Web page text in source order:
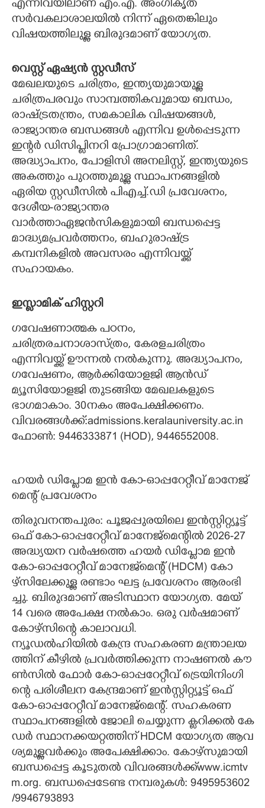
ZOOM
എന്നിവയിലാണ് എം.എ. അംഗീകൃത
സർവകലാശാലയിൽ നിന്ന് ഏതെങ്കിലും
വിഷയത്തിലുള്ള ബിരുദമാണ് യോഗ്യത.
വെസ്റ്റ് ഏഷ്യൻ സ്റ്റഡീസ്
മേഖലയുടെ ചരിത്രം, ഇന്ത്യയുമായുള്ള
ചരിത്രപരവും സാമ്പത്തികവുമായ ബന്ധം,
രാഷ്ട്രതന്ത്രം, സമകാലിക വിഷയങ്ങൾ,
രാജ്യാന്തര ബന്ധങ്ങൾ എന്നിവ ഉൾപ്പെടുന്ന
ഇന്റർ ഡിസിപ്ലിനറി പ്രോഗ്രാമാണിത്.
അദ്ധ്യാപനം, പോളിസി അനലിസ്റ്റ്, ഇന്ത്യയുടെ
അകത്തും പുറത്തുമുള്ള സ്ഥാപനങ്ങളിൽ
ഏരിയ സ്റ്റഡീസിൽ പി‌എച്ച്.ഡി പ്രവേശനം,
ദേശീയ-രാജ്യാന്തര
വാർത്താഏജൻസികളുമായി ബന്ധപ്പെട്ട
മാദ്ധ്യമപ്രവർത്തനം, ബഹുരാഷ്ട്ര
കമ്പനികളിൽ അവസരം എന്നിവയ്ക്ക്
സഹായകം.
ഇസ്ലാമിക് ഹിസ്റ്ററി
ഗവേഷണാത്മക പഠനം,
ചരിത്രരചനാശാസ്ത്രം, കേരളചരിത്രം
എന്നിവയ്ക്ക് ഊന്നൽ നൽകുന്നു. അദ്ധ്യാപനം,
ഗവേഷണം, ആർക്കിയോളജി ആൻഡ്
മ്യൂസിയോളജി തുടങ്ങിയ മേഖലകളുടെ
ഭാഗമാകാം. 30നകം അപേക്ഷിക്കണം.
വിവരങ്ങൾക്ക്:admissions.keralauniversity.ac.in
ഫോൺ: 9446333871 (HOD), 9446552008.
ഹ​യ​ർ​ ​ഡി​പ്ലോ​മ​ ​ഇ​ൻ​ ​കോ​-​ഓ​പ്പ​റേ​റ്റീ​വ് ​മാ​നേ​ജ്‌​
മെ​ന്റ് ​പ്ര​വേ​ശ​നം
തി​രു​വ​ന​ന്ത​പു​രം​:​ ​പൂ​ജ​പ്പു​ര​യി​ലെ​ ​ഇ​ൻ​സ്റ്റി​റ്റ്യൂ​ട്ട് ​
ഒ​ഫ് ​കോ​-​ഓ​പ്പ​റേ​റ്റീ​വ് ​മാ​നേ​ജ്മെ​ന്റി​ൽ​ 2026​-27​ ​
അ​ദ്ധ്യ​യ​ന​ ​വ​ർ​ഷ​ത്തെ​ ​ഹ​യ​ർ​ ​ഡി​പ്ലോ​മ​ ​ഇ​ൻ​ ​
കോ​-​ഓ​പ്പ​റേ​റ്റീ​വ് ​മാ​നേ​ജ്‌​മെ​ന്റ് ​(​H​D​C​M​)​ ​കോ​
ഴ്സി​ലേ​ക്കു​ള്ള​ ​ര​ണ്ടാം​ ​ഘ​ട്ട​ ​പ്ര​വേ​ശ​നം​ ​ആ​രം​ഭി​
ച്ചു.​ ​ബി​രു​ദ​മാ​ണ് ​അ​ടി​സ്ഥാ​ന​ ​യോ​ഗ്യ​ത.​ ​മേ​യ്
14​ ​വ​രെ​ ​അ​പേ​ക്ഷ​ ​ന​ൽ​കാം.​ ​ഒ​രു​ ​വ​ർ​ഷ​മാ​ണ് ​
കോ​ഴ്സി​ന്റെ​ ​കാ​ലാ​വ​ധി.
ന്യൂ​ഡ​ൽ​ഹി​യി​ൽ​ ​കേ​ന്ദ്ര​ ​സ​ഹ​ക​ര​ണ​ ​മ​ന്ത്രാ​ല​യ​
ത്തി​ന് ​കീ​ഴി​ൽ​ ​പ്ര​വ​ർ​ത്തി​ക്കു​ന്ന​ ​നാ​ഷ​ണ​ൽ​ ​കൗ​
ൺ​സി​ൽ​ ​ഫോ​ർ​ ​കോ​-​ഓ​പ്പ​റേ​റ്റീ​വ് ​ട്രെ​യി​നിം​ഗി​
ന്റെ​ ​പ​രി​ശീ​ല​ന​ ​കേ​ന്ദ്ര​മാ​ണ് ​ഇ​ൻ​സ്റ്റി​റ്റ്യൂ​ട്ട് ​ഒ​ഫ് ​
കോ​-​ഓ​പ്പ​റേ​റ്റീ​വ് ​മാ​നേ​ജ്മെ​ന്റ്.​ ​സ​ഹ​ക​ര​ണ​ ​
സ്ഥാ​പ​ന​ങ്ങ​ളി​ൽ​ ​ജോ​ലി​ ​ചെ​യ്യു​ന്ന​ ​ക്ല​റി​ക്ക​ൽ​ ​കേ​
ഡ​ർ​ ​സ്ഥാ​ന​ക്ക​യ​റ്റ​ത്തി​ന് ​H​D​C​M​ ​യോ​ഗ്യ​ത​ ​ആ​വ​
ശ്യ​മു​ള്ള​വ​ർ​ക്കും​ ​അ​പേ​ക്ഷി​ക്കാം.​ ​കോ​ഴ്സു​മാ​യി​ ​
ബ​ന്ധ​പ്പെ​ട്ട​ ​കൂ​ടു​ത​ൽ​ ​വി​വ​ര​ങ്ങ​ൾ​ക്ക്w​w​w.​i​c​m​t​v​
m.​o​r​g.​ ​ബ​ന്ധ​പ്പെ​ടേ​ണ്ട​ ​ന​മ്പ​രു​ക​ൾ​:​ 9495953602​
/9946793893